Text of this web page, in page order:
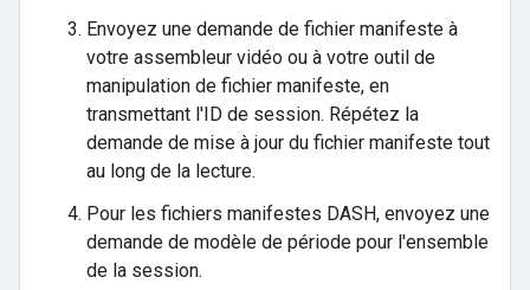
Envoyez une demande de fichier manifeste à
votre assembleur vidéo ou à votre outil de
manipulation de fichier manifeste, en
transmettant l'ID de session. Répétez la
demande de mise à jour du fichier manifeste tout
au long de la lecture.
Pour les fichiers manifestes DASH, envoyez une
demande de modèle de période pour l'ensemble
de la session.